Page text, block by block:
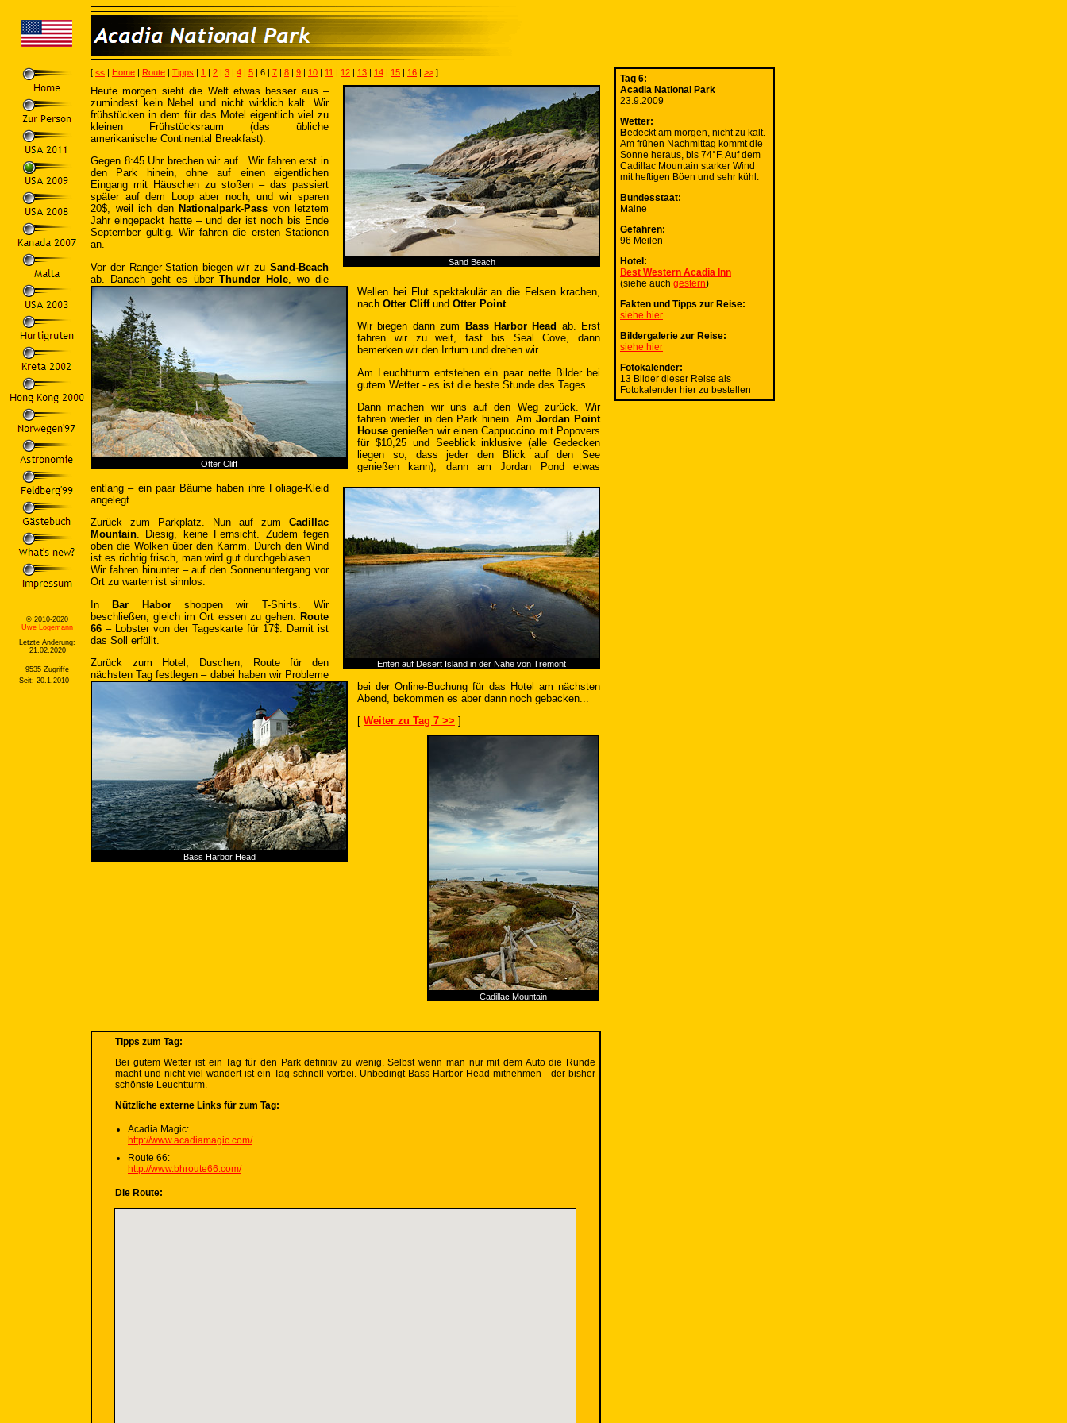
© 2010-2020
Uwe Logemann
Letzte Änderung:
21.02.2020
9535 Zugriffe
Seit: 20.1.2010
[ << | Home | Route | Tipps | 1 | 2 | 3 | 4 | 5 | 6 | 7 | 8 | 9 | 10 | 11 | 12 | 13 | 14 | 15 | 16 | >> ]
Sand Beach
Heute morgen sieht die Welt etwas besser aus –
zumindest kein Nebel und nicht wirklich kalt. Wir
frühstücken in dem für das Motel eigentlich viel zu
kleinen Frühstücksraum (das übliche
amerikanische Continental Breakfast).
Gegen 8:45 Uhr brechen wir auf. Wir fahren erst in
den Park hinein, ohne auf einen eigentlichen
Eingang mit Häuschen zu stoßen – das passiert
später auf dem Loop aber noch, und wir sparen
20$, weil ich den Nationalpark-Pass von letztem
Jahr eingepackt hatte – und der ist noch bis Ende
September gültig. Wir fahren die ersten Stationen
an.
Otter Cliff
Vor der Ranger-Station biegen wir zu Sand-Beach
ab. Danach geht es über Thunder Hole, wo die
Wellen bei Flut spektakulär an die Felsen krachen,
nach Otter Cliff und Otter Point.
Wir biegen dann zum
Bass Harbor Head ab. Erst
fahren wir zu weit, fast bis Seal Cove, dann
bemerken wir den Irrtum und drehen wir.
Am Leuchtturm entstehen ein paar nette Bilder bei
gutem Wetter - es ist die beste Stunde des Tages.
Dann machen wir uns auf den Weg zurück. Wir
fahren wieder in den Park hinein. Am Jordan Point
House genießen wir einen Cappuccino mit Popovers
für $10,25 und Seeblick inklusive (alle Gedecken
liegen so, dass jeder den Blick auf den See
genießen kann),
Enten auf Desert Island in der Nähe von Tremont
dann am Jordan Pond etwas
entlang – ein paar Bäume haben ihre Foliage-Kleid
angelegt.
Zurück zum Parkplatz. Nun auf zum Cadillac
Mountain. Diesig, keine Fernsicht. Zudem fegen
oben die Wolken über den Kamm. Durch den Wind
ist es richtig frisch, man wird gut durchgeblasen.
Wir fahren hinunter – auf den Sonnenuntergang vor
Ort zu warten ist sinnlos.
InBar Haborshoppen wir T-Shirts. Wir
beschließen, gleich im Ort essen zu gehen. Route
66 – Lobster von der Tageskarte für 17$. Damit ist
das Soll erfüllt.
Bass Harbor Head
Zurück zum Hotel, Duschen, Route für den
nächsten Tag festlegen – dabei haben wir Probleme
bei der Online-Buchung für das Hotel am nächsten
Abend, bekommen es aber dann noch gebacken...
[ Weiter zu Tag 7 >> ]
Cadillac Mountain
Tipps zum Tag:
Bei gutem Wetter ist ein Tag für den Park definitiv zu wenig. Selbst wenn man nur mit dem Auto die Runde
macht und nicht viel wandert ist ein Tag schnell vorbei. Unbedingt Bass Harbor Head mitnehmen - der bisher
schönste Leuchtturm.
Nützliche externe Links für zum Tag:
Acadia Magic:
http://www.acadiamagic.com/
Route 66:
http://www.bhroute66.com/
Die Route:
Tag 6:
Acadia National Park
23.9.2009
Wetter:
Bedeckt am morgen, nicht zu kalt.
Am frühen Nachmittag kommt die
Sonne heraus, bis 74°F. Auf dem
Cadillac Mountain starker Wind
mit heftigen Böen und sehr kühl.
Bundesstaat:
Maine
Gefahren:
96 Meilen
Hotel:
Best Western Acadia Inn
(siehe auch gestern)
Fakten und Tipps zur Reise:
siehe hier
Bildergalerie zur Reise:
siehe hier
Fotokalender:
13 Bilder dieser Reise als
Fotokalender hier zu bestellen